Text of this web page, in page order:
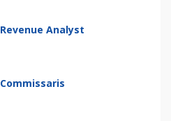
Revenue Analyst
Commissaris